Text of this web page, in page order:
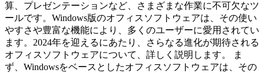
算、プレゼンテーションなど、さまざまな作業に不可欠なツ
ールです。Windows版のオフィスソフトウェアは、その使い
やすさや豊富な機能により、多くのユーザーに愛用されてい
ます。2024年を迎えるにあたり、さらなる進化が期待される
オフィスソフトウェアについて、詳しく説明します。 ま
ず、Windowsをベースとしたオフィスソフトウェアは、その